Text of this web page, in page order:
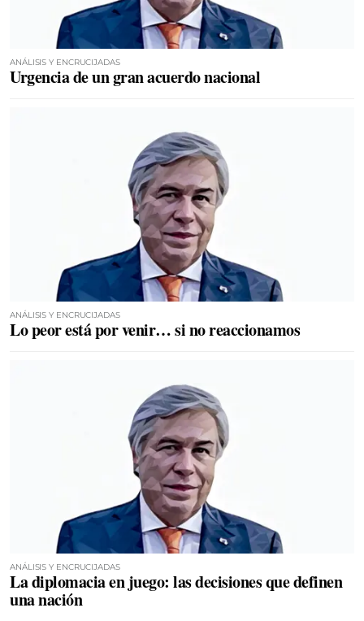
ANÁLISIS Y ENCRUCIJADAS
Urgencia de un gran acuerdo nacional
ANÁLISIS Y ENCRUCIJADAS
Lo peor está por venir… si no reaccionamos
ANÁLISIS Y ENCRUCIJADAS
La diplomacia en juego: las decisiones que definen
una nación